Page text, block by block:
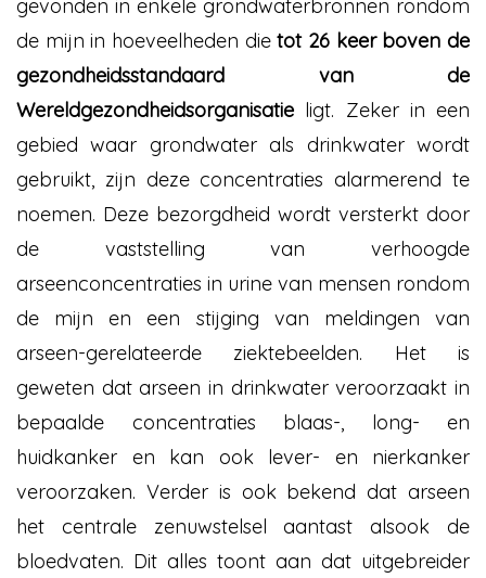
gevonden in enkele grondwaterbronnen rondom
de mijn in hoeveelheden dietot 26 keer boven de
gezondheidsstandaard van de
Wereldgezondheidsorganisatie ligt. Zeker in een
gebied waar grondwater als drinkwater wordt
gebruikt, zijn deze concentraties alarmerend te
noemen. Deze bezorgdheid wordt versterkt door
de vaststelling van verhoogde
arseenconcentraties in urine van mensen rondom
de mijn en een stijging van meldingen van
arseen-gerelateerde ziektebeelden. Het is
geweten dat arseen in drinkwater veroorzaakt in
bepaalde concentraties blaas-, long- en
huidkanker en kan ook lever- en nierkanker
veroorzaken. Verder is ook bekend dat arseen
het centrale zenuwstelsel aantast alsook de
bloedvaten. Dit alles toont aan dat uitgebreider